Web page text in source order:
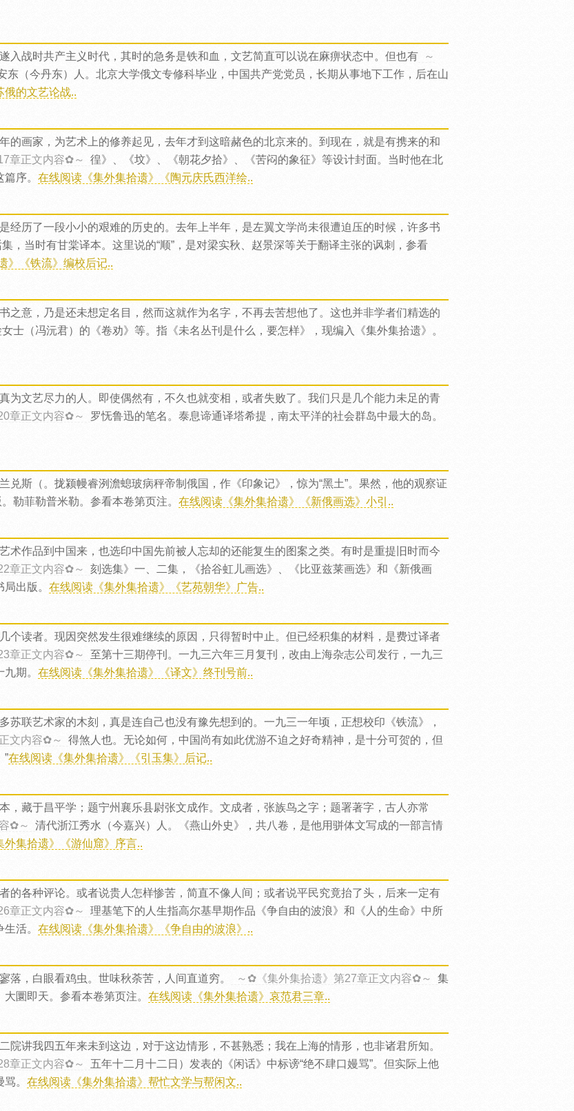
入战时共产主义时代，其时的急务是铁和血，文艺简直可以说在麻痹状态中。但也有
～
东（今丹东）人。北京大学俄文专修科毕业，中国共产党党员，长期从事地下工作，后在山
俄的文艺论战..
的画家，为艺术上的修养起见，去年才到这暗赭色的北京来的。到现在，就是有携来的和
章正文内容✿～
徨》、《坟》、《朝花夕拾》、《苦闷的象征》等设计封面。当时他在北
序。 在线阅读《集外集拾遗》《陶元庆氏西洋绘..
经历了一段小小的艰难的历史的。去年上半年，是左翼文学尚未很遭迫压的时候，许多书
集，当时有甘棠译本。这里说的“顺”，是对梁实秋、赵景深等关于翻译主张的讽刺，参看
》《铁流》编校后记..
之意，乃是还未想定名目，然而这就作为名字，不再去苦想他了。这也并非学者们精选的
士（冯沅君）的《卷劝》等。指《未名丛刊是什么，要怎样》，现编入《集外集拾遗》。
为文艺尽力的人。即使偶然有，不久也就变相，或者失败了。我们只是几个能力未足的青
章正文内容✿～
罗怃鲁迅的笔名。泰息谛通译塔希提，南太平洋的社会群岛中最大的岛。
兑斯（。拢颍幔睿洌澹螅玻病秤帝制俄国，作《印象记》，惊为“黑土”。果然，他的观察证
勒菲勒普米勒。参看本卷第页注。 在线阅读《集外集拾遗》《新俄画选》小引..
术作品到中国来，也选印中国先前被人忘却的还能复生的图案之类。有时是重提旧时而今
章正文内容✿～
刻选集》一、二集，《拾谷虹儿画选》、《比亚兹莱画选》和《新俄画
出版。 在线阅读《集外集拾遗》《艺苑朝华》广告..
个读者。现因突然发生很难继续的原因，只得暂时中止。但已经积集的材料，是费过译者
章正文内容✿～
至第十三期停刊。一九三六年三月复刊，改由上海杂志公司发行，一九三
期。 在线阅读《集外集拾遗》《译文》终刊号前..
苏联艺术家的木刻，真是连自己也没有豫先想到的。一九三一年顷，正想校印《铁流》，
文内容✿～
得煞人也。无论如何，中国尚有如此优游不迫之好奇精神，是十分可贺的，但
”在线阅读《集外集拾遗》《引玉集》后记..
，藏于昌平学；题宁州襄乐县尉张文成作。文成者，张族鸟之字；题署著字，古人亦常
✿～
清代浙江秀水（今嘉兴）人。《燕山外史》，共八卷，是他用骈体文写成的一部言情
外集拾遗》《游仙窟》序言..
的各种评论。或者说贵人怎样惨苦，简直不像人间；或者说平民究竟抬了头，后来一定有
章正文内容✿～
理基笔下的人生指高尔基早期作品《争自由的波浪》和《人的生命》中所
活。 在线阅读《集外集拾遗》《争自由的波浪》..
落，白眼看鸡虫。世味秋荼苦，人间直道穷。 ～✿《集外集拾遗》第27章正文内容✿～
集
圜即天。参看本卷第页注。 在线阅读《集外集拾遗》哀范君三章..
讲我四五年来未到这边，对于这边情形，不甚熟悉；我在上海的情形，也非诸君所知。
章正文内容✿～
五年十二月十二日）发表的《闲话》中标谤“绝不肆口嫚骂”。但实际上他
。 在线阅读《集外集拾遗》帮忙文学与帮闲文..